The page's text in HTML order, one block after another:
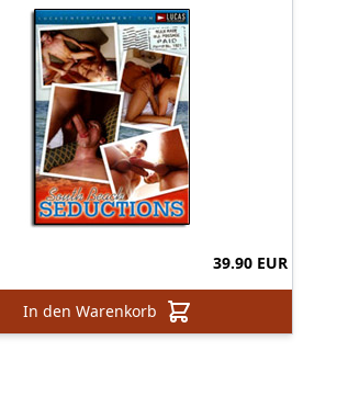
39.90 EUR
In den Warenkorb